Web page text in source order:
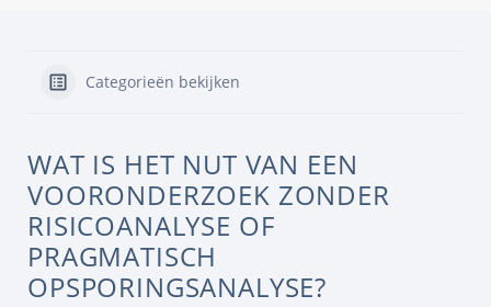
Categorieën bekijken
WAT IS HET NUT VAN EEN
VOORONDERZOEK ZONDER
RISICOANALYSE OF
PRAGMATISCH
OPSPORINGSANALYSE?